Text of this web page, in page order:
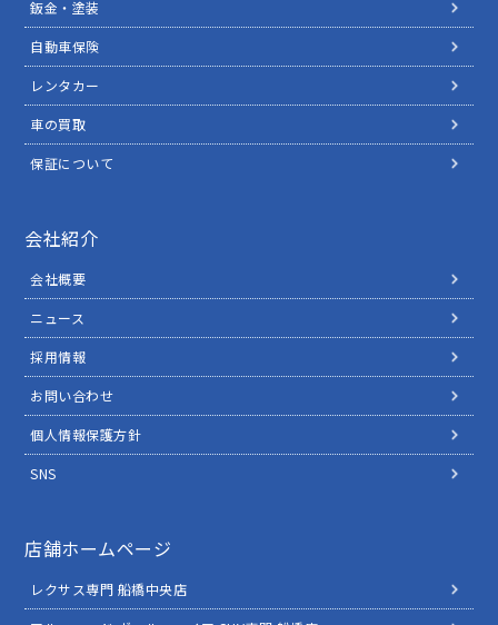
鈑金・塗装
自動車保険
レンタカー
車の買取
保証について
会社紹介
会社概要
ニュース
採用情報
お問い合わせ
個人情報保護方針
SNS
店舗ホームページ
レクサス専門 船橋中央店